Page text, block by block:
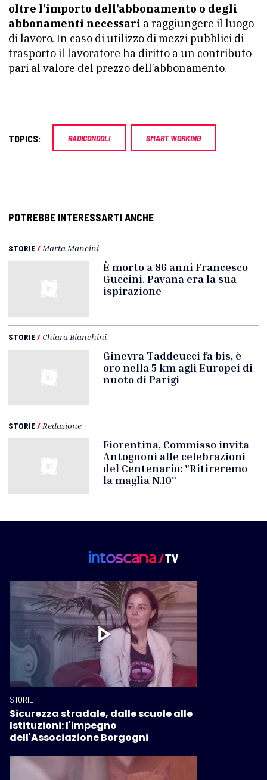
oltre l’importo dell’abbonamento o degli
abbonamenti necessari a raggiungere il luogo
di lavoro. In caso di utilizzo di mezzi pubblici di
trasporto il lavoratore ha diritto a un contributo
pari al valore del prezzo dell’abbonamento.
TOPICS: RADICONDOLI SMART WORKING
POTREBBE INTERESSARTI ANCHE
STORIE/Marta Mancini
È morto a 86 anni Francesco
Guccini. Pavana era la sua
ispirazione
STORIE/ Chiara Bianchini
Ginevra Taddeucci fa bis, è
oro nella 5 km agli Europei di
nuoto di Parigi
STORIE/Redazione
Fiorentina, Commisso invita
Antognoni alle celebrazioni
del Centenario: "Ritireremo
la maglia N.10"
STORIE
Sicurezza stradale, dalle scuole alle
Istituzioni: l'impegno
dell'Associazione Borgogni